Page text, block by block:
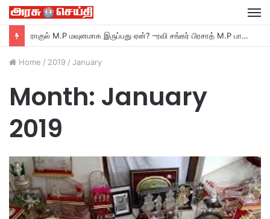
தஞ்சாவூர் தெற்க்கு போலீஸார் கேட்ட கேள்விக்கு உதயநிதி பதில்…
Home / 2019 / January
Month: January
2019